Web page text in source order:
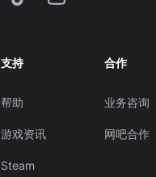
支持
帮助
游戏资讯
Steam
合作
业务咨询
网吧合作